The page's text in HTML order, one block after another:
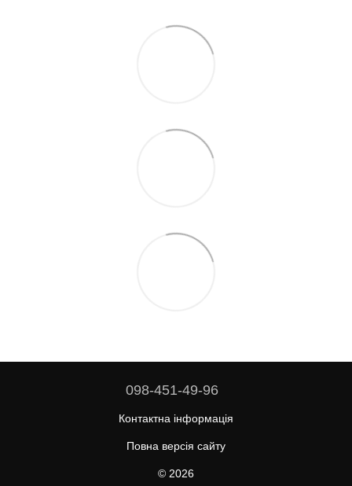
098-451-49-96
Контактна інформація
Повна версія сайту
© 2026